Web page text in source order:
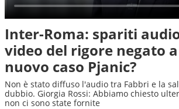
Inter-Roma: spariti
video del rigore negato
nuovo caso Pjanic?
Non è stato diffuso l'audio tra Fabbri e la
dubbio. Giorgia Rossi: Abbiamo chiesto
non ci sono state fornite